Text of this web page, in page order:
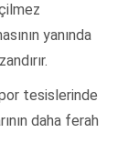
yanında
tesislerinde
daha ferah